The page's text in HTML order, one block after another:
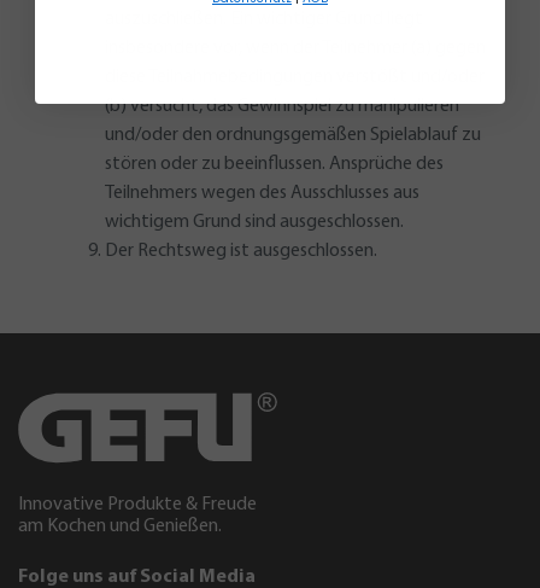
(b) versucht, das Gewinnspiel zu manipulieren
und/oder den ordnungsgemäßen Spielablauf zu
stören oder zu beeinflussen. Ansprüche des
Teilnehmers wegen des Ausschlusses aus
wichtigem Grund sind ausgeschlossen.
Der Rechtsweg ist ausgeschlossen.
Innovative Produkte & Freude
am Kochen und Genießen.
Folge uns auf Social Media